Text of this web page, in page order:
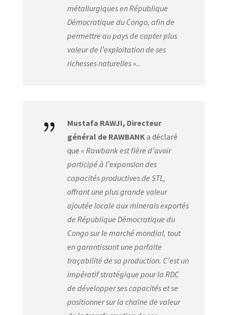
métallurgiques en République
Démocratique du Congo, afin de
permettre au pays de capter plus
valeur de l’exploitation de ses
richesses naturelles »..
{
Mustafa RAWJI, Directeur
général de RAWBANK a déclaré
que « Rawbank est fière d’avoir
participé à l’expansion des
capacités productives de STL,
offrant une plus grande valeur
ajoutée locale aux minerais exportés
de République Démocratique du
Congo sur le marché mondial, tout
en garantissant une parfaite
traçabilité de sa production. C’est un
impératif stratégique pour la RDC
de développer ses capacités et se
positionner sur la chaine de valeur